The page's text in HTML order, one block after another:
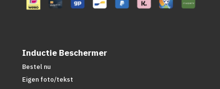
Inductie Beschermer
Bestel nu
Eigen foto/tekst